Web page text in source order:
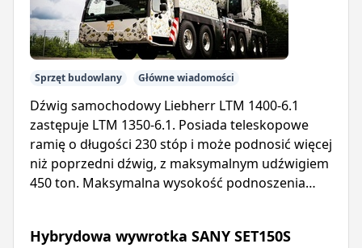
Sprzęt budowlany Główne wiadomości
Dźwig samochodowy Liebherr LTM 1400-6.1
zastępuje LTM 1350-6.1. Posiada teleskopowe
ramię o długości 230 stóp i może podnosić więcej
niż poprzedni dźwig, z maksymalnym udźwigiem
450 ton. Maksymalna wysokość podnoszenia
Hybrydowa wywrotka SANY SET150S